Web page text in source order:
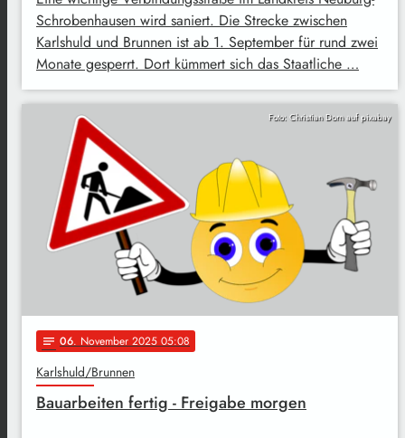
Schrobenhausen wird saniert. Die Strecke zwischen
Karlshuld und Brunnen ist ab 1. September für rund zwei
Monate gesperrt. Dort kümmert sich das Staatliche …
Foto: Christian Dorn auf pixabay
notes 06. November 2025 05:08
Karlshuld/Brunnen
Bauarbeiten fertig - Freigabe morgen